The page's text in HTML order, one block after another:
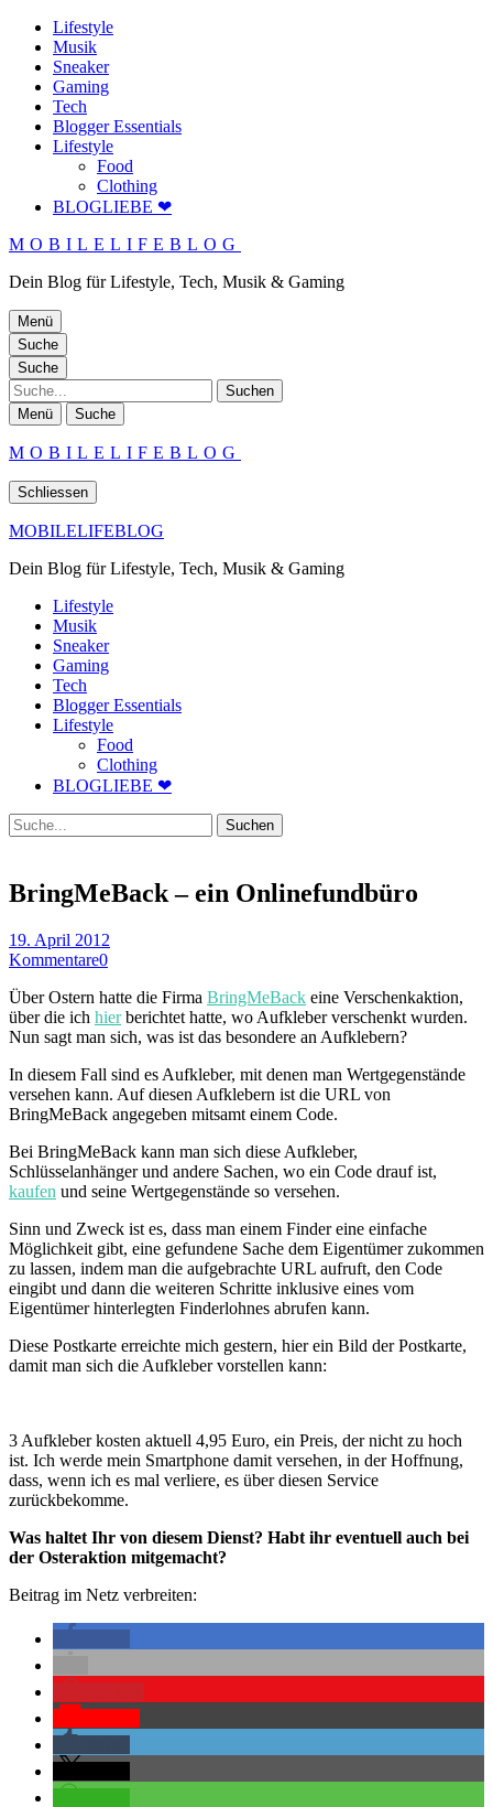
Lifestyle
Musik
Sneaker
Gaming
Tech
Blogger Essentials
Lifestyle
Food
Clothing
BLOGLIEBE ❤
MOBILELIFEBLOG
Dein Blog für Lifestyle, Tech, Musik & Gaming
Menü
Suche
Suche
Suche
Menü Suche
MOBILELIFEBLOG
Schliessen
MOBILELIFEBLOG
Dein Blog für Lifestyle, Tech, Musik & Gaming
Lifestyle
Musik
Sneaker
Gaming
Tech
Blogger Essentials
Lifestyle
Food
Clothing
BLOGLIEBE ❤
Suche
BringMeBack – ein Onlinefundbüro
19. April 2012
Kommentare0
Über Ostern hatte die Firma BringMeBack eine Verschenkaktion,
über die ich hierberichtet hatte, wo Aufkleber verschenkt wurden.
Nun sagt man sich, was ist das besondere an Aufklebern?
In diesem Fall sind es Aufkleber, mit denen man Wertgegenstände
versehen kann. Auf diesen Aufklebern ist die URL von
BringMeBack angegeben mitsamt einem Code.
Bei BringMeBack kann man sich diese Aufkleber,
Schlüsselanhänger und andere Sachen, wo ein Code drauf ist,
kaufen und seine Wertgegenstände so versehen.
Sinn und Zweck ist es, dass man einem Finder eine einfache
Möglichkeit gibt, eine gefundene Sache dem Eigentümer zukommen
zu lassen, indem man die aufgebrachte URL aufruft, den Code
eingibt und dann die weiteren Schritte inklusive eines vom
Eigentümer hinterlegten Finderlohnes abrufen kann.
Diese Postkarte erreichte mich gestern, hier ein Bild der Postkarte,
damit man sich die Aufkleber vorstellen kann:
3 Aufkleber kosten aktuell 4,95 Euro, ein Preis, der nicht zu hoch
ist. Ich werde mein Smartphone damit versehen, in der Hoffnung,
dass, wenn ich es mal verliere, es über diesen Service
zurückbekomme.
Was haltet Ihr von diesem Dienst? Habt ihr eventuell auch bei
der Osteraktion mitgemacht?
Beitrag im Netz verbreiten: